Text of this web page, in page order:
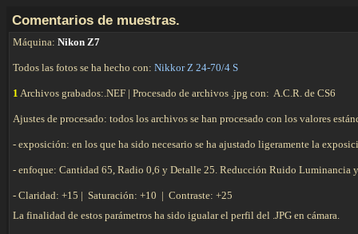
Comentarios de muestras.
Máquina: Nikon Z7
Todos las fotos se ha hecho con: Nikkor Z 24-70/4 S
1 Archivos grabados:.NEF | Procesado de archivos .jpg con: A.C.R. de CS6
Ajustes de procesado: todos los archivos se han procesado con los valores
- exposición: en los que ha sido necesario se ha ajustado ligeramente la
- enfoque: Cantidad 65, Radio 0,6 y Detalle 25. Reducción Ruido Luminancia
- Claridad: +15 | Saturación: +10 | Contraste: +25
La finalidad de estos parámetros ha sido igualar el perfil del .JPG en cámara.